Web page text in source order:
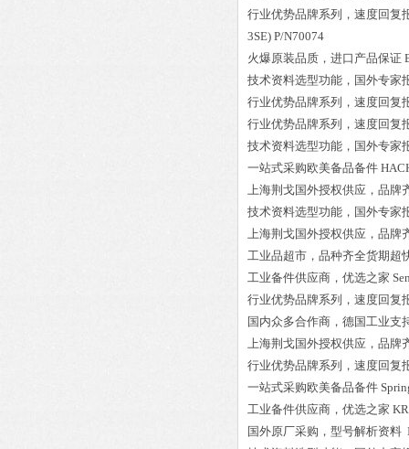
行业优势品牌系列，速度回复
3SE) P/N70074
火爆原装品质，进口产品保证
技术资料选型功能，国外专家
行业优势品牌系列，速度回复
行业优势品牌系列，速度回复
技术资料选型功能，国外专家
一站式采购欧美备品备件
上海荆戈国外授权供应，品牌
技术资料选型功能，国外专家
上海荆戈国外授权供应，品牌
工业品超市，品种齐全货期超
工业备件供应商，优选之家
行业优势品牌系列，速度回复
国内众多合作商，德国工业支
上海荆戈国外授权供应，品牌
行业优势品牌系列，速度回复
一站式采购欧美备品备件
工业备件供应商，优选之家
国外原厂采购，型号解析资料